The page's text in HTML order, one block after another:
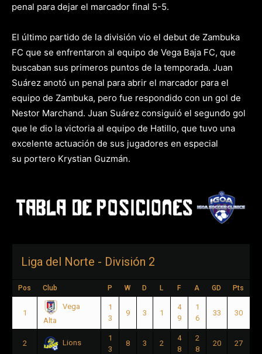
penal para dejar el marcador final 5-5.
El último partido de la división vio el debut de Zambuka
FC que se enfrentaron al equipo de Vega Baja FC, que
buscaban sus primeros puntos de la temporada. Juan
Suárez anotó un penal para abrir el marcador para el
equipo de Zambuka, pero fue respondido con un gol de
Nestor Marchand. Juan Suárez consiguió el segundo gol
que le dio la victoria al equipo de Hatillo, que tuvo una
excelente actuación de sus jugadores en especial
su portero Krystian Guzmán.
Liga del Norte - División 2
Pos Club P W D L F A GD Pts
1
Vega
Alta
1
3
9 3 1
4
9
1
6
33 30
2 Lions
1
3
8 3 2
4
8
2
8
20 27